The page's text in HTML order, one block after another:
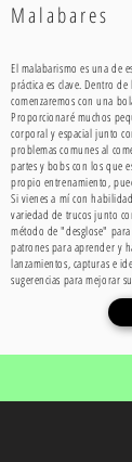
Malabares
El malabarismo es una de
práctica es clave. Dentro
comenzaremos con una
Proporcionaré muchos
corporal y espacial junto
problemas comunes al
partes y bobs con los que
propio entrenamiento,
Si vienes a mí con
variedad de trucos junto
método de "desglose"
patrones para aprender y
lanzamientos, capturas e
sugerencias para mejorar